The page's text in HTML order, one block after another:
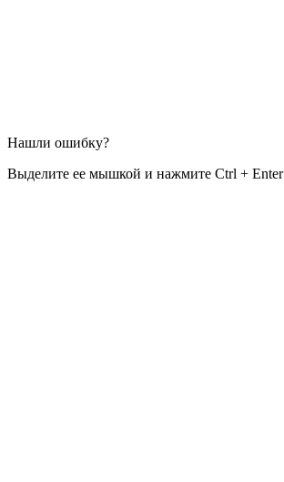
Нашли ошибку?
Выделите ее мышкой и нажмите Ctrl + Enter